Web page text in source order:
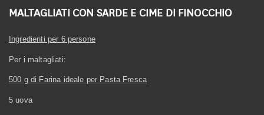
MALTAGLIATI CON SARDE E CIME DI FINOCCHIO
Ingredienti per 6 persone
Per i maltagliati:
500 g di Farina ideale per Pasta Fresca
5 uova